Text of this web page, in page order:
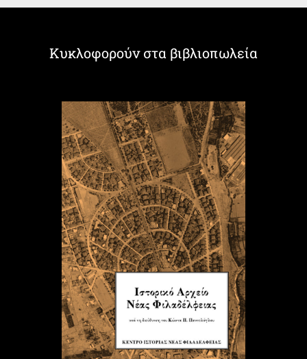
Κυκλοφορούν στα βιβλιοπωλεία